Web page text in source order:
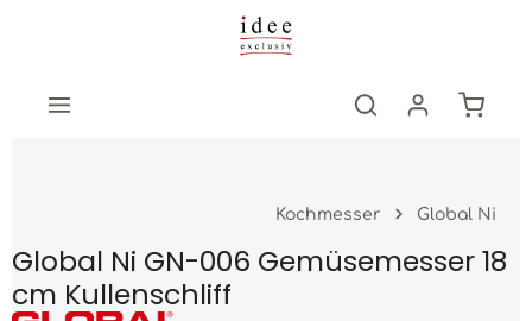
Zum Hauptinhalt springen
Kochmesser Global Ni
Global Ni GN-006 Gemüsemesser 18
cm Kullenschliff